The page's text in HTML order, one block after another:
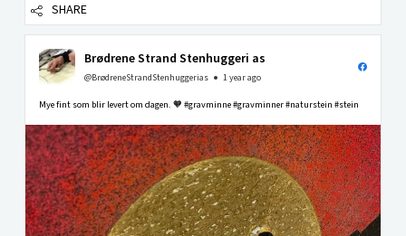
SHARE
Brødrene Strand Stenhuggeri as
@BrødreneStrandStenhuggerias 1 year ago
Mye fint som blir levert om dagen. 🧡 #gravminne #gravminner #naturstein #stein